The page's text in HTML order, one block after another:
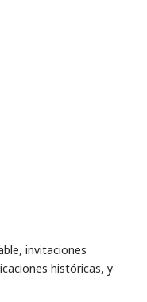
invitaciones
históricas, y